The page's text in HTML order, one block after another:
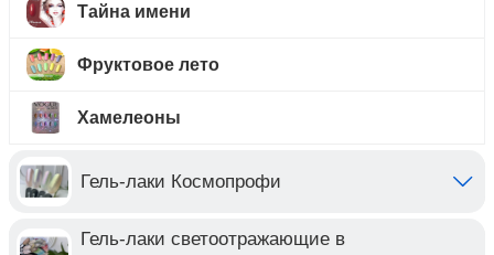
Тайна имени
Фруктовое лето
Хамелеоны
Гель-лаки Космопрофи
Гель-лаки светоотражающие в